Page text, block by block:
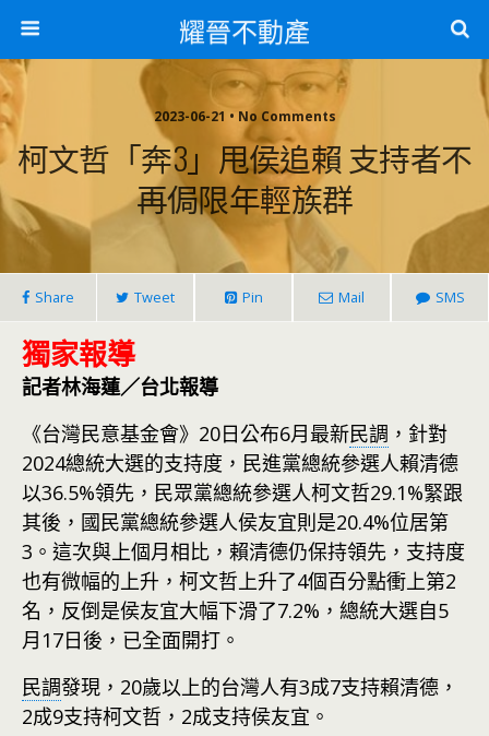
耀晉不動產
2023-06-21 • No Comments
柯文哲「奔3」甩侯追賴 支持者不
再侷限年輕族群
Share Tweet Pin Mail SMS
獨家報導
記者林海蓮／台北報導
《台灣民意基金會》20日公布6月最新民調 ，針對
2024總統大選的支持度，民進黨總統參選人賴清德
以36.5%領先，民眾黨總統參選人柯文哲29.1%緊跟
其後，國民黨總統參選人侯友宜則是20.4%位居第
3。這次與上個月相比，賴清德仍保持領先，支持度
也有微幅的上升，柯文哲上升了4個百分點衝上第2
名，反倒是侯友宜大幅下滑了7.2%，總統大選自5
月17日後，已全面開打。
民調發現，20歲以上的台灣人有3成7支持賴清德，
2成9支持柯文哲，2成支持侯友宜。